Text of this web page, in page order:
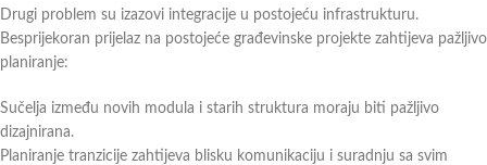
Drugi problem su izazovi integracije u postojeću infrastrukturu.
Besprijekoran prijelaz na postojeće građevinske projekte zahtijeva pažljivo
planiranje:
Sučelja između novih modula i starih struktura moraju biti pažljivo
dizajnirana.
Planiranje tranzicije zahtijeva blisku komunikaciju i suradnju sa svim